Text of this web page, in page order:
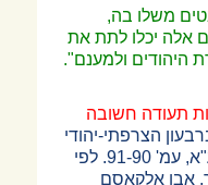
משלו בה,
אלה יכלו לתת את
היהודים ולמענם".
תעודה חשובה
הצרפתי-יהודי
כרך ע"א, עמ' 91-90. לפי
אבו אלקאסם